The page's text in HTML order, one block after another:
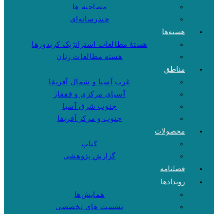
مصاحبه ها
چندرسانه‌ای
هسته‌ها
هستهٔ مطالعات استراتژیک کریدورها
هسته مطالعات زنان
مناطق
غرب آسیا و شمال آفریقا
آسیای مرکزی و قفقاز
جنوب شرق آسیا
جنوب و مرکز آفریقا
محصولات
کتاب
گزارش پژوهشی
فصلنامه
رویدادها
همایش‌ها
نشست های تخصصی